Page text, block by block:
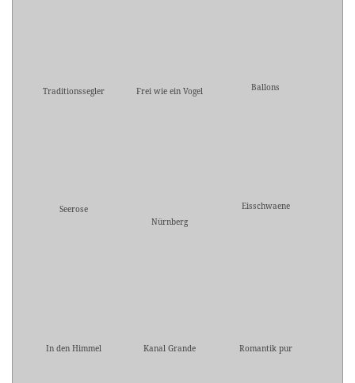
Traditionssegler Frei wie ein Vogel Ballons
Seerose
Nürnberg
Eisschwaene
In den Himmel Kanal Grande Romantik pur